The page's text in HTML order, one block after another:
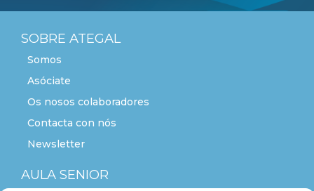
SOBRE ATEGAL
Somos
Asóciate
Os nosos colaboradores
Contacta con nós
Newsletter
AULA SENIOR